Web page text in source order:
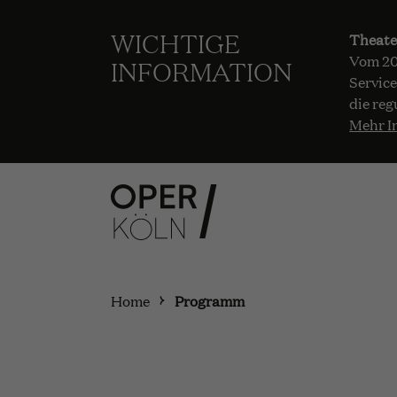
WICHTIGE
INFORMATION
Vom
die
Mehr
Home Programm